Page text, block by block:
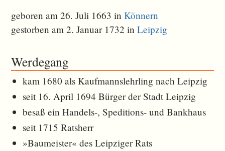
geboren am 26. Juli 1663 inKönnern
gestorben am 2. Januar 1732 inLeipzig
Werdegang
kam 1680 als Kaufmannslehrling nach Leipzig
seit 16. April 1694 Bürger der Stadt Leipzig
besaß ein Handels-, Speditions- und Bankhaus
seit 1715 Ratsherr
»Baumeister« des Leipziger Rats